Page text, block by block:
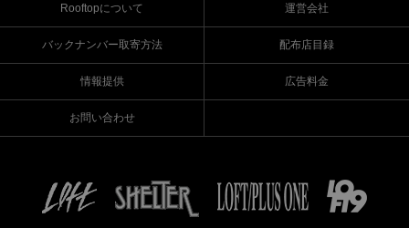
Rooftopについて 運営会社
バックナンバー取寄方法 配布店目録
情報提供 広告料金
お問い合わせ